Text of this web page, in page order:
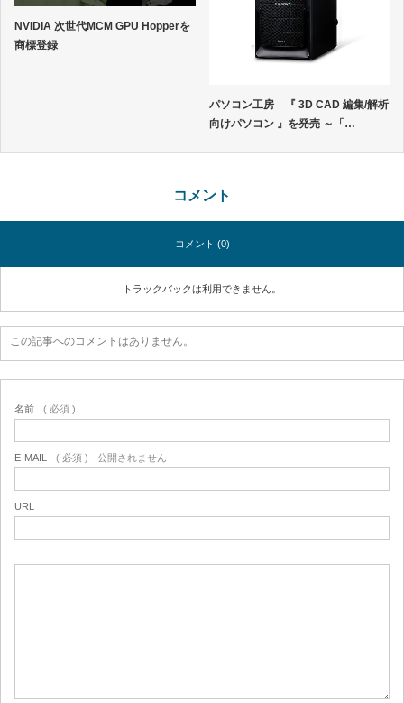
NVIDIA 次世代MCM GPU Hopperを
商標登録
パソコン工房 『 3D CAD 編集/解析
向けパソコン 』を発売 ～「…
コメント
コメント (0)
トラックバックは利用できません。
この記事へのコメントはありません。
名前 ( 必須 )
E-MAIL ( 必須 ) - 公開されません -
URL